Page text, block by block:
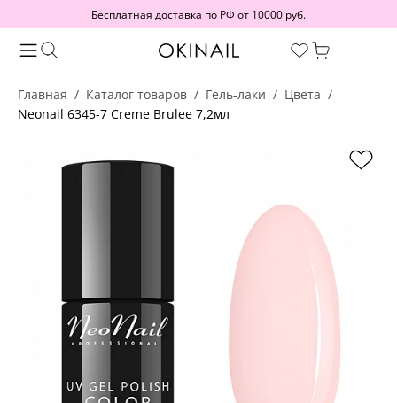
Бесплатная доставка по РФ от 10000 руб.
Главная Каталог товаров Гель-лаки
Цвета
Neonail 6345-7 Creme Brulee 7,2мл